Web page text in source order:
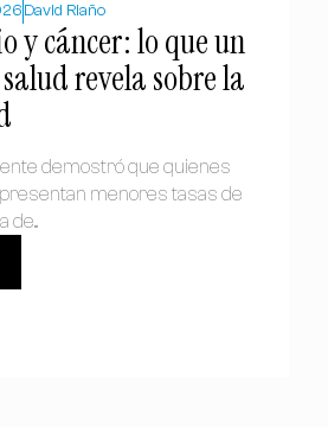
David Riaño
y cáncer: lo que un
revela sobre la
demostró que quienes
menores tasas de
de...